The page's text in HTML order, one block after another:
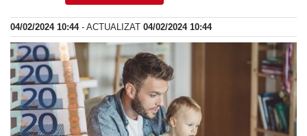
04/02/2024 10:44- ACTUALIZAT 04/02/2024 10:44